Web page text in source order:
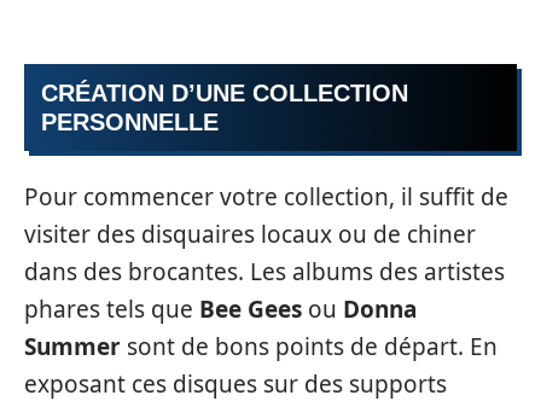
CRÉATION D’UNE COLLECTION
PERSONNELLE
Pour commencer votre collection, il suffit de
visiter des disquaires locaux ou de chiner
dans des brocantes. Les albums des artistes
phares tels que Bee Gees ou Donna
Summer sont de bons points de départ. En
exposant ces disques sur des supports